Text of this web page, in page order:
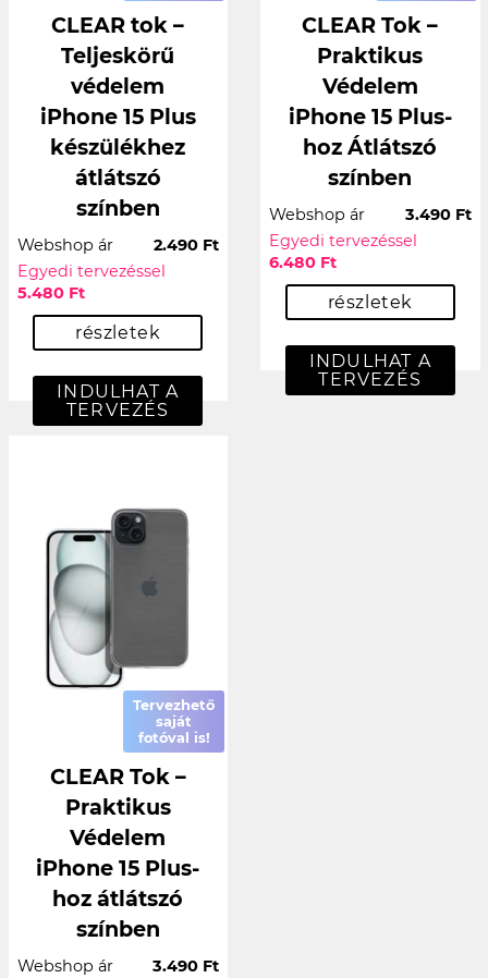
CLEAR tok –
Teljeskörű
védelem
iPhone 15 Plus
készülékhez
átlátszó
színben
Webshop ár
2.490 Ft
Egyedi tervezéssel
5.480 Ft
részletek
INDULHAT A
TERVEZÉS
CLEAR Tok –
Praktikus
Védelem
iPhone 15 Plus-
hoz Átlátszó
színben
Webshop ár
3.490 Ft
Egyedi tervezéssel
6.480 Ft
részletek
INDULHAT A
TERVEZÉS
Tervezhető
saját
fotóval is!
CLEAR Tok –
Praktikus
Védelem
iPhone 15 Plus-
hoz átlátszó
színben
Webshop ár
3.490 Ft